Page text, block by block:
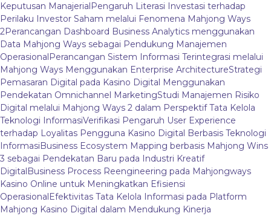
Keputusan ManajerialPengaruh Literasi Investasi terhadap
Perilaku Investor Saham melalui Fenomena Mahjong Ways
2Perancangan Dashboard Business Analytics menggunakan
Data Mahjong Ways sebagai Pendukung Manajemen
OperasionalPerancangan Sistem Informasi Terintegrasi melalui
Mahjong Ways Menggunakan Enterprise ArchitectureStrategi
Pemasaran Digital pada Kasino Digital Menggunakan
Pendekatan Omnichannel MarketingStudi Manajemen Risiko
Digital melalui Mahjong Ways 2 dalam Perspektif Tata Kelola
Teknologi InformasiVerifikasi Pengaruh User Experience
terhadap Loyalitas Pengguna Kasino Digital Berbasis Teknologi
InformasiBusiness Ecosystem Mapping berbasis Mahjong Wins
3 sebagai Pendekatan Baru pada Industri Kreatif
DigitalBusiness Process Reengineering pada Mahjongways
Kasino Online untuk Meningkatkan Efisiensi
OperasionalEfektivitas Tata Kelola Informasi pada Platform
Mahjong Kasino Digital dalam Mendukung Kinerja